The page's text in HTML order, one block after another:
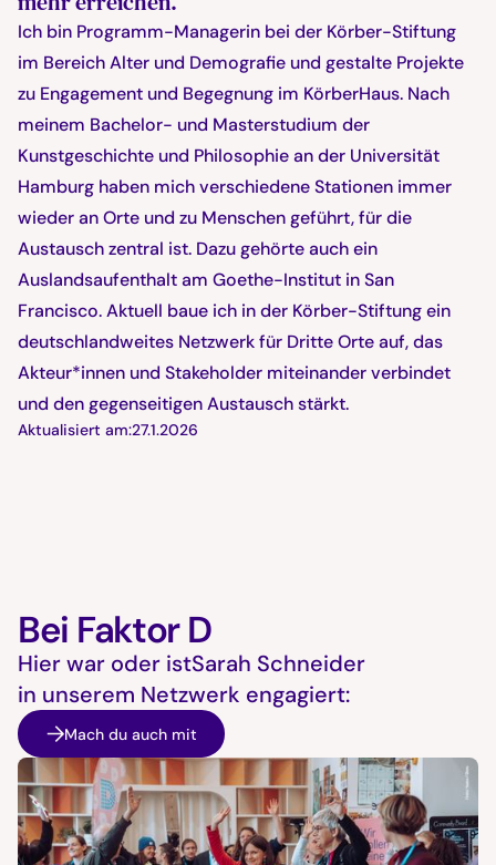
Ich bin Programm-Managerin bei der Körber-Stiftung
im Bereich Alter und Demografie und gestalte Projekte
zu Engagement und Begegnung im KörberHaus. Nach
meinem Bachelor- und Masterstudium der
Kunstgeschichte und Philosophie an der Universität
Hamburg haben mich verschiedene Stationen immer
wieder an Orte und zu Menschen geführt, für die
Austausch zentral ist. Dazu gehörte auch ein
Auslandsaufenthalt am Goethe-Institut in San
Francisco. Aktuell baue ich in der Körber-Stiftung ein
deutschlandweites Netzwerk für Dritte Orte auf, das
Akteur*innen und Stakeholder miteinander verbindet
und den gegenseitigen Austausch stärkt.
Aktualisiert am:27.1.2026
Bei Faktor D
Hier war oder istSarah Schneider
in unserem Netzwerk engagiert:
Mach du auch mit